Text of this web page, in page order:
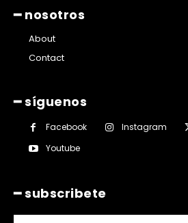
━ nosotros
About
Contact
━ síguenos
Facebook Instagram
Youtube
━ subscribete